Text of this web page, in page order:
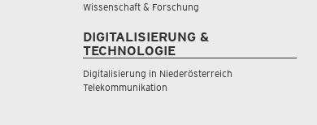
Wissenschaft & Forschung
DIGITALISIERUNG &
TECHNOLOGIE
Digitalisierung in Niederösterreich
Telekommunikation